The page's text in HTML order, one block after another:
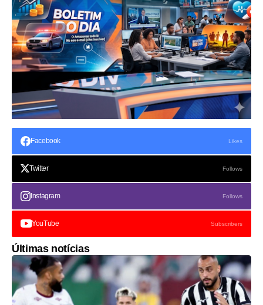
Facebook Likes
Twitter Follows
Instagram Follows
YouTube Subscribers
Últimas notícias